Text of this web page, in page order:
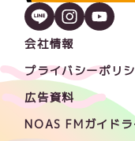
会社情報
プライバシーポリ
広告資料
NOAS FMガイド